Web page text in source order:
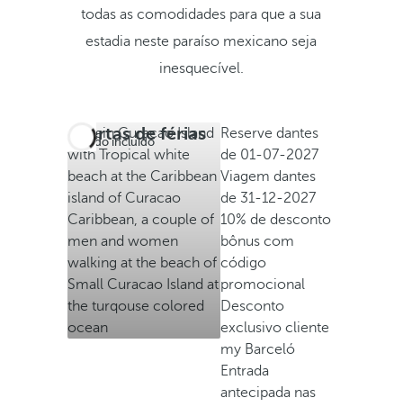
todas as comodidades para que a sua
estadia neste paraíso mexicano seja
inesquecível.
Ofertas de férias
Tudo incluído
Reserve dantes
de 01-07-2027
Viagem dantes
de 31-12-2027
10% de desconto
bônus com
código
promocional
Desconto
exclusivo cliente
my Barceló
Entrada
antecipada nas